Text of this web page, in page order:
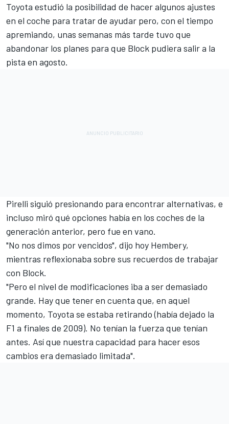
Toyota estudió la posibilidad de hacer algunos ajustes
en el coche para tratar de ayudar pero, con el tiempo
apremiando, unas semanas más tarde tuvo que
abandonar los planes para que Block pudiera salir a la
pista en agosto.
Pirelli siguió presionando para encontrar alternativas, e
incluso miró qué opciones había en los coches de la
generación anterior, pero fue en vano.
"No nos dimos por vencidos", dijo hoy Hembery,
mientras reflexionaba sobre sus recuerdos de trabajar
con Block.
"Pero el nivel de modificaciones iba a ser demasiado
grande. Hay que tener en cuenta que, en aquel
momento, Toyota se estaba retirando (había dejado la
F1 a finales de 2009). No tenían la fuerza que tenían
antes. Así que nuestra capacidad para hacer esos
cambios era demasiado limitada".